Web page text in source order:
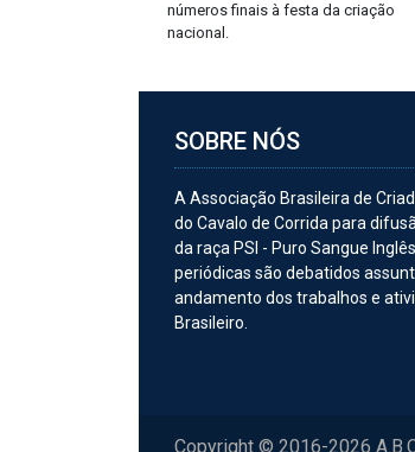
números finais à festa da criação
nacional.
SOBRE NÓS
A Associação Brasileira de
do Cavalo de Corrida para
da raça PSI - Puro Sangue
periódicas são debatidos
andamento dos trabalhos e
Brasileiro.
Copyright © 2016-2026